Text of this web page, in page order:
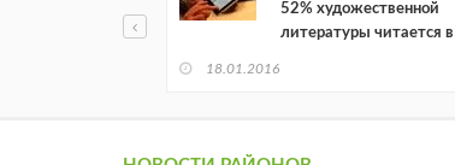
52% художественной
литературы читается в
18.01.2016